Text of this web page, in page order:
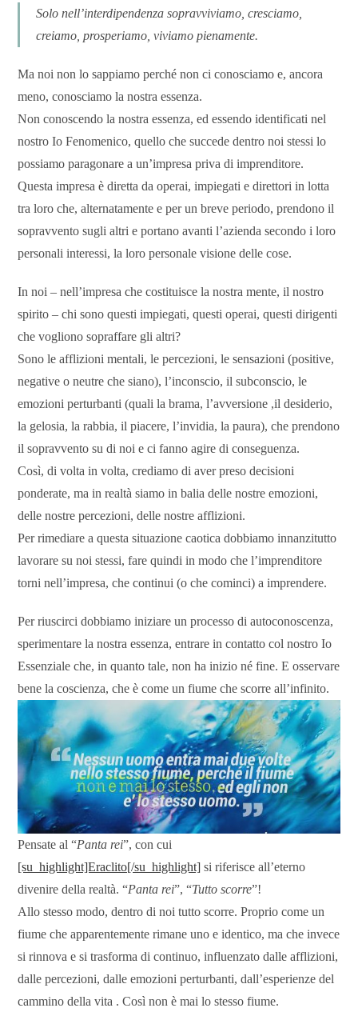
Solo nell’interdipendenza sopravviviamo, cresciamo,
creiamo, prosperiamo, viviamo pienamente.
Ma noi non lo sappiamo perché non ci conosciamo e, ancora
meno, conosciamo la nostra essenza.
Non conoscendo la nostra essenza, ed essendo identificati nel
nostro Io Fenomenico, quello che succede dentro noi stessi lo
possiamo paragonare a un’impresa priva di imprenditore.
Questa impresa è diretta da operai, impiegati e direttori in lotta
tra loro che, alternatamente e per un breve periodo, prendono il
sopravvento sugli altri e portano avanti l’azienda secondo i loro
personali interessi, la loro personale visione delle cose.
In noi – nell’impresa che costituisce la nostra mente, il nostro
spirito – chi sono questi impiegati, questi operai, questi dirigenti
che vogliono sopraffare gli altri?
Sono le afflizioni mentali, le percezioni, le sensazioni (positive,
negative o neutre che siano), l’inconscio, il subconscio, le
emozioni perturbanti (quali la brama, l’avversione ,il desiderio,
la gelosia, la rabbia, il piacere, l’invidia, la paura), che prendono
il sopravvento su di noi e ci fanno agire di conseguenza.
Così, di volta in volta, crediamo di aver preso decisioni
ponderate, ma in realtà siamo in balia delle nostre emozioni,
delle nostre percezioni, delle nostre afflizioni.
Per rimediare a questa situazione caotica dobbiamo innanzitutto
lavorare su noi stessi, fare quindi in modo che l’imprenditore
torni nell’impresa, che continui (o che cominci) a imprendere.
Per riuscirci dobbiamo iniziare un processo di autoconoscenza,
sperimentare la nostra essenza, entrare in contatto col nostro Io
Essenziale che, in quanto tale, non ha inizio né fine. E osservare
bene la coscienza, che è come un fiume che scorre all’infinito.
Pensate al “Panta rei”, con cui
[su_highlight]Eraclito[/su_highlight] si riferisce all’eterno
divenire della realtà. “Panta rei”, “Tutto scorre”!
Allo stesso modo, dentro di noi tutto scorre. Proprio come un
fiume che apparentemente rimane uno e identico, ma che invece
si rinnova e si trasforma di continuo, influenzato dalle afflizioni,
dalle percezioni, dalle emozioni perturbanti, dall’esperienze del
cammino della vita . Così non è mai lo stesso fiume.